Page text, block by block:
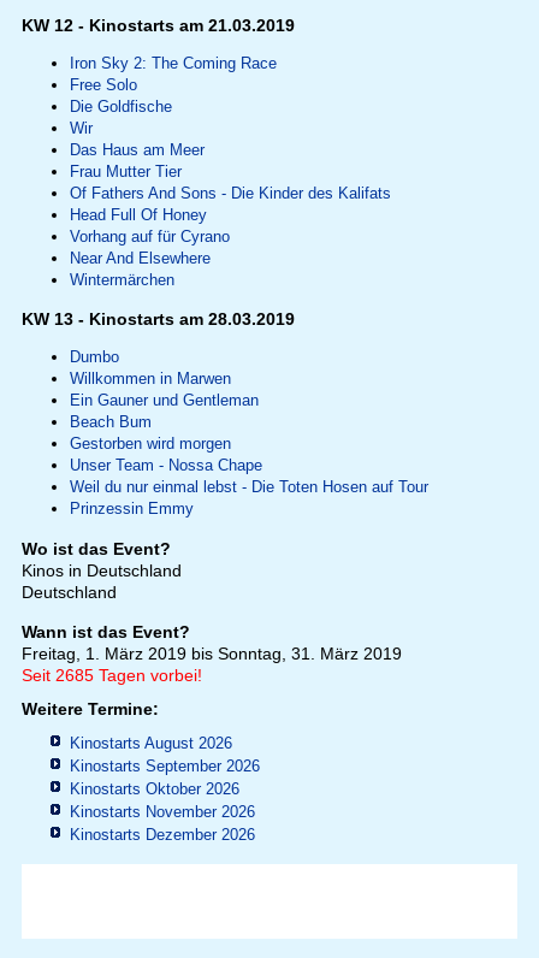
KW 12 - Kinostarts am 21.03.2019
Iron Sky 2: The Coming Race
Free Solo
Die Goldfische
Wir
Das Haus am Meer
Frau Mutter Tier
Of Fathers And Sons - Die Kinder des Kalifats
Head Full Of Honey
Vorhang auf für Cyrano
Near And Elsewhere
Wintermärchen
KW 13 - Kinostarts am 28.03.2019
Dumbo
Willkommen in Marwen
Ein Gauner und Gentleman
Beach Bum
Gestorben wird morgen
Unser Team - Nossa Chape
Weil du nur einmal lebst - Die Toten Hosen auf Tour
Prinzessin Emmy
Wo ist das Event?
Kinos in Deutschland
Deutschland
Wann ist das Event?
Freitag, 1. März 2019 bis Sonntag, 31. März 2019
Seit 2685 Tagen vorbei!
Weitere Termine:
Kinostarts August 2026
Kinostarts September 2026
Kinostarts Oktober 2026
Kinostarts November 2026
Kinostarts Dezember 2026